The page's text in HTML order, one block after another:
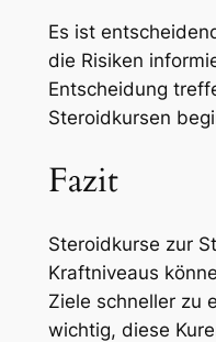
Es ist
die Risiken
Entscheidung
Steroidkursen
Fazit
Steroidkurse zur
Kraftniveaus
Ziele schneller zu
wichtig, diese